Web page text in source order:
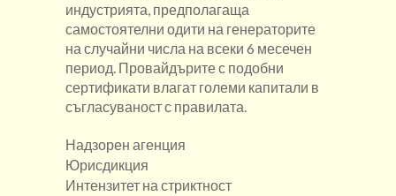
индустрията, предполагаща
самостоятелни одити на генераторите
на случайни числа на всеки 6 месечен
период. Провайдърите с подобни
сертификати влагат големи капитали в
съгласуваност с правилата.
Надзорен агенция
Юрисдикция
Интензитет на стриктност